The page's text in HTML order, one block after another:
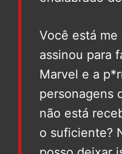
Você está
assinou para
Marvel e a
personagens
não está
o suficiente?